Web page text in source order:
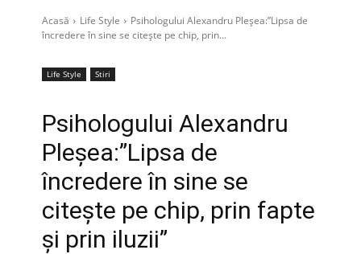
Acasă Life Style
Psihologului Alexandru Pleșea:”Lipsa de
încredere în sine se citește pe chip, prin...
Life Style Stiri
Psihologului Alexandru
Pleșea:”Lipsa de
încredere în sine se
citește pe chip, prin fapte
și prin iluzii”